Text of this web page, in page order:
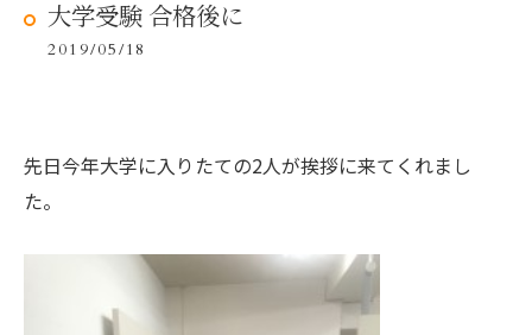
大学受験 合格後に
2019/05/18
先日今年大学に入りたての2人が挨拶に来てくれまし
た。